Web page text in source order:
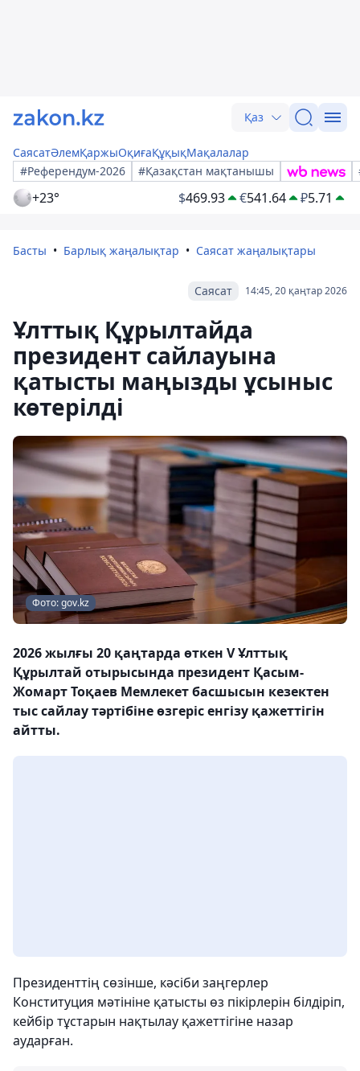
Қаз
СаясатӘлемҚаржыОқиғаҚұқықМақалалар
#Референдум-2026
#Қазақстан мақтанышы
+23° $469.93 €541.64 ₽5.71
Басты Барлық жаңалықтар Саясат жаңалықтары
14:45, 20 қаңтар 2026
Саясат
Ұлттық Құрылтайда
президент сайлауына
қатысты маңызды ұсыныс
көтерілді
Фото: gov.kz
2026 жылғы 20 қаңтарда өткен V Ұлттық
Құрылтай отырысында президент Қасым-
Жомарт Тоқаев Мемлекет басшысын кезектен
тыс сайлау тәртібіне өзгеріс енгізу қажеттігін
айтты.
Президенттің сөзінше, кәсіби заңгерлер
Конституция мәтініне қатысты өз пікірлерін білдіріп,
кейбір тұстарын нақтылау қажеттігіне назар
аударған.